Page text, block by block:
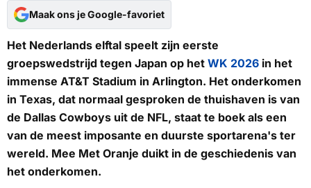
Maak ons je Google-favoriet
Het Nederlands elftal speelt zijn eerste
groepswedstrijd tegen Japan op het WK 2026 in het
immense AT&T Stadium in Arlington. Het onderkomen
in Texas, dat normaal gesproken de thuishaven is van
de Dallas Cowboys uit de NFL, staat te boek als een
van de meest imposante en duurste sportarena's ter
wereld. Mee Met Oranje duikt in de geschiedenis van
het onderkomen.